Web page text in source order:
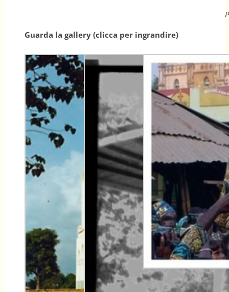
Guarda la gallery (clicca per ingrandire)